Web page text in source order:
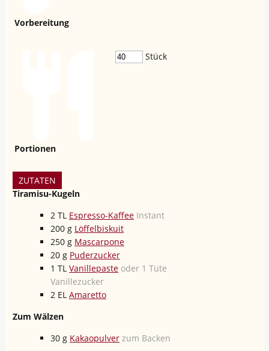
Vorbereitung
Portionen
Stück
ZUTATEN
Tiramisu-Kugeln
2 TL Espresso-Kaffee Instant
200 g Löffelbiskuit
250 g Mascarpone
20 g Puderzucker
1 TL Vanillepaste oder 1 Tüte
Vanillezucker
2 EL Amaretto
Zum Wälzen
30 g Kakaopulver zum Backen